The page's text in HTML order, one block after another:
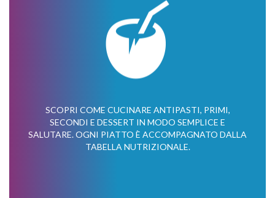
SCOPRI COME CUCINARE ANTIPASTI, PRIMI,
SECONDI E DESSERT IN MODO SEMPLICE E
SALUTARE. OGNI PIATTO È ACCOMPAGNATO DALLA
TABELLA NUTRIZIONALE.